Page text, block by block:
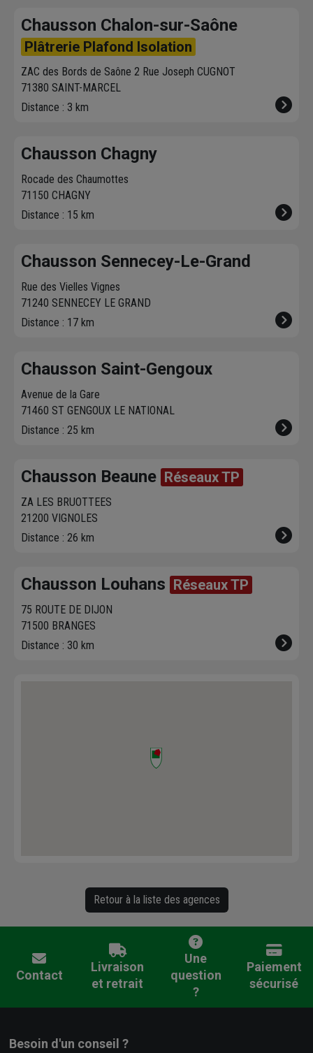
Chausson Chalon-sur-Saône
Plâtrerie Plafond Isolation
ZAC des Bords de Saône 2 Rue Joseph CUGNOT
71380 SAINT-MARCEL
Distance : 3 km
Chausson Chagny
Rocade des Chaumottes
71150 CHAGNY
Distance : 15 km
Chausson Sennecey-Le-Grand
Rue des Vielles Vignes
71240 SENNECEY LE GRAND
Distance : 17 km
Chausson Saint-Gengoux
Avenue de la Gare
71460 ST GENGOUX LE NATIONAL
Distance : 25 km
Chausson Beaune Réseaux TP
ZA LES BRUOTTEES
21200 VIGNOLES
Distance : 26 km
Chausson Louhans Réseaux TP
75 ROUTE DE DIJON
71500 BRANGES
Distance : 30 km
Retour à la liste des agences
Contact
Livraison
et retrait
Une
question
?
Paiement
sécurisé
Besoin d'un conseil ?